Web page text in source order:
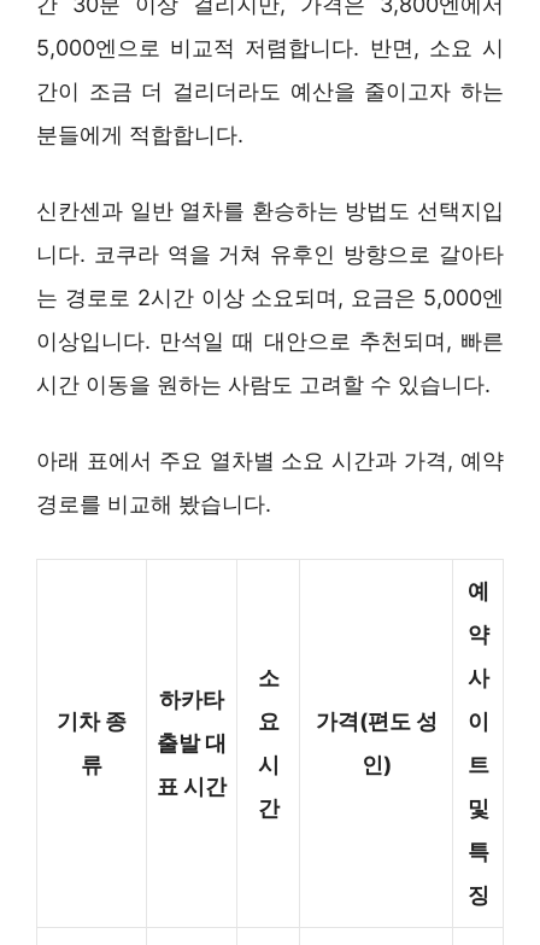
5,000엔으로 비교적 저렴합니다. 반면, 소요 시
간이 조금 더 걸리더라도 예산을 줄이고자 하는
분들에게 적합합니다.
신칸센과 일반 열차를 환승하는 방법도 선택지입
니다. 코쿠라 역을 거쳐 유후인 방향으로 갈아타
는 경로로 2시간 이상 소요되며, 요금은 5,000엔
이상입니다. 만석일 때 대안으로 추천되며, 빠른
시간 이동을 원하는 사람도 고려할 수 있습니다.
아래 표에서 주요 열차별 소요 시간과 가격, 예약
경로를 비교해 봤습니다.
기차 종
류
하카타
출발 대
표 시간
소
요
시
간
가격(편도 성
인)
예
약
사
이
트
및
특
징